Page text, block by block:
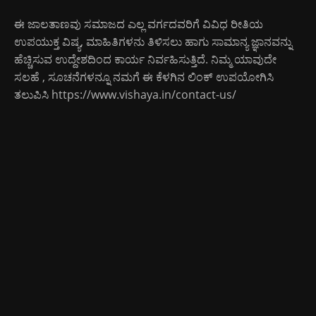
ಈ ಜಾಲತಾಣವು ಸಮಾಜದ ಎಲ್ಲ ವರ್ಗದವರಿಗೆ ವಿವಿಧ ರೀತಿಯ
ಉಪಯುಕ್ತ ವಿಷ್ಯ, ಮಾಹಿತಿಗಳನು ತಿಳಿಸಲು ಹಾಗು ಸಾಮಾನ್ಯ ಜ್ಞಾನವನ್ನು
ಹೆಚ್ಚಿಸುವ ಉದ್ದೇಶದಿಂದ ಕಾರ್ಯ ನಿರ್ವಹಿಸುತ್ತಿದೆ. ನಿಮ್ಮ ಯಾವುದೇ
ಸಲಹೆ , ಸೂಚನೆಗಳನ್ನೂ ನಮಗೆ ಈ ಕೆಳಗಿನ ಲಿಂಕ್ ಉಪಯೋಗಿಸಿ
ತಲುಪಿಸಿ https://www.vishaya.in/contact-us/